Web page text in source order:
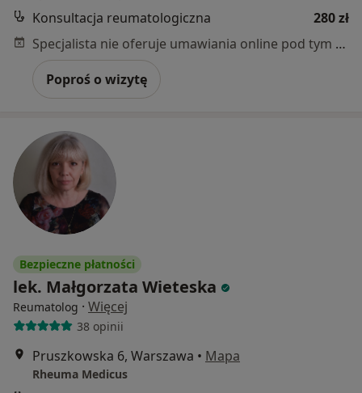
Konsultacja reumatologiczna
280 zł
Specjalista nie oferuje umawiania online pod tym adresem.
Poproś o wizytę
Bezpieczne płatności
lek. Małgorzata Wieteska
Reumatolog · Więcej
38 opinii
Pruszkowska 6, Warszawa • Mapa
Rheuma Medicus